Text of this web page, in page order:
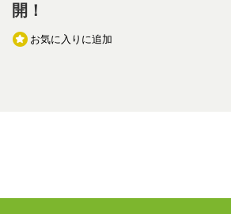
開！
お気に入りに追加